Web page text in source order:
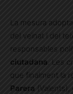
La mesura
del veïnat i del
responsables
ciutadana. Les
que finalment la
Parera